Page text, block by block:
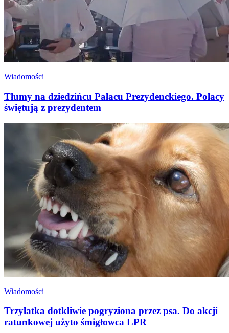
Wiadomości
Tłumy na dziedzińcu Pałacu Prezydenckiego. Polacy
świętują z prezydentem
Wiadomości
Trzylatka dotkliwie pogryziona przez psa. Do akcji
ratunkowej użyto śmigłowca LPR